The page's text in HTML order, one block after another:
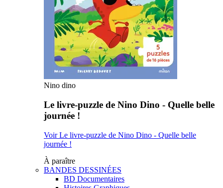
Nino dino
Le livre-puzzle de Nino Dino - Quelle belle
journée !
Voir Le livre-puzzle de Nino Dino - Quelle belle
journée !
À paraître
BANDES DESSINÉES
BD Documentaires